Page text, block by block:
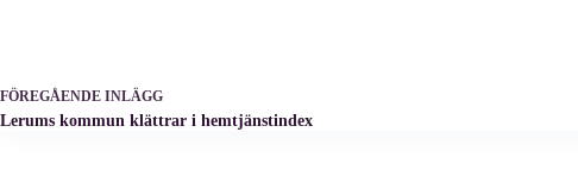
FÖREGÅENDE INLÄGG
Lerums kommun klättrar i hemtjänstindex